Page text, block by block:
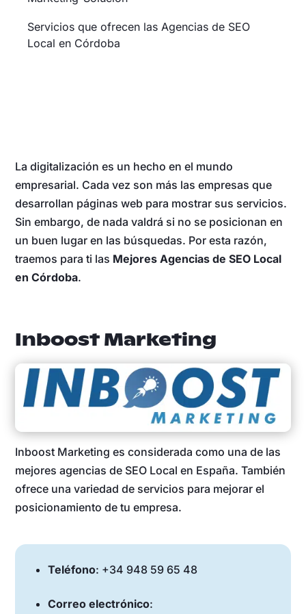
Servicios que ofrecen las Agencias de SEO
Local en Córdoba
La digitalización es un hecho en el mundo
empresarial. Cada vez son más las empresas que
desarrollan páginas web para mostrar sus servicios.
Sin embargo, de nada valdrá si no se posicionan en
un buen lugar en las búsquedas. Por esta razón,
traemos para ti las Mejores Agencias de SEO Local
en Córdoba.
Inboost Marketing
Inboost Marketing es considerada como una de las
mejores agencias de SEO Local en España. También
ofrece una variedad de servicios para mejorar el
posicionamiento de tu empresa.
Teléfono: +34 948 59 65 48
Correo electrónico: